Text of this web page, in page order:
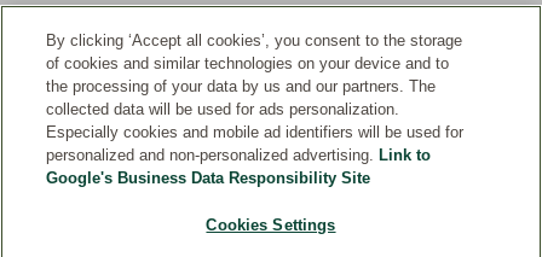
Desenvolvimento:
By clicking ‘Accept all cookies’, you consent to the storage
of cookies and similar technologies on your device and to
the processing of your data by us and our partners. The
collected data will be used for ads personalization.
Especially cookies and mobile ad identifiers will be used for
personalized and non-personalized advertising. Link to
Google's Business Data Responsibility Site
Cookies Settings